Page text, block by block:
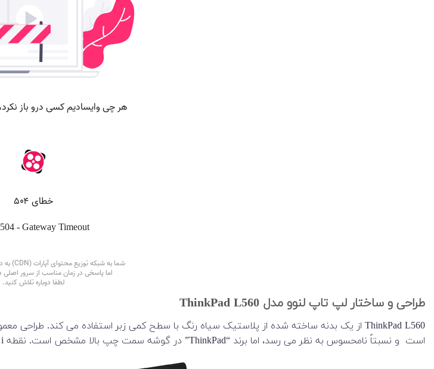
طراحی و ساختار لپ تاپ لنوو مدل ThinkPad L560
است و نسبتاً نامحسوس به نظر می رسد، اما برند “ThinkPad” در گوشه سمت چپ بالا مشخص است. نقطه i هم به عنوان LED وضعیت استفاده می شود.